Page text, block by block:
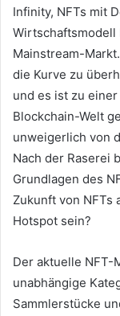
Infinity, NFTs mit
Wirtschaftsmodell
Mainstream-Markt.
die Kurve zu
und es ist zu
Blockchain-Welt
unweigerlich von
Nach der Raserei
Grundlagen des
Zukunft von NFTs
Hotspot sein?
Der aktuelle NFT-
unabhängige
Sammlerstücke